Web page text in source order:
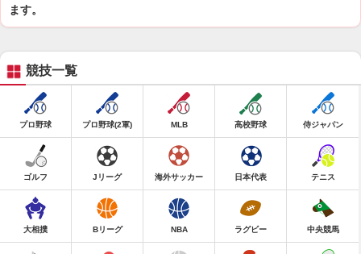
ます。
競技一覧
プロ野球 プロ野球(2軍) MLB 高校野球 侍ジャパン
ゴルフ Jリーグ 海外サッカー 日本代表 テニス
大相撲 Bリーグ NBA ラグビー 中央競馬